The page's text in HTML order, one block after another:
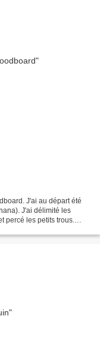
J'ai au départ été
J'ai délimité les
percé les petits trous.